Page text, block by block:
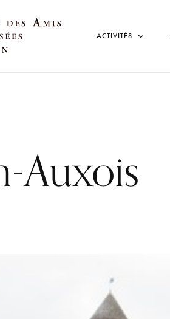
ACTIVITÉS
Auxois